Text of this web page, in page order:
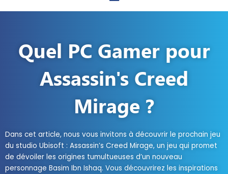
Quel PC Gamer pour
Assassin's Creed
Mirage ?
Dans cet article, nous vous invitons à découvrir le prochain jeu
du studio Ubisoft : Assassin’s Creed Mirage, un jeu qui promet
de dévoiler les origines tumultueuses d’un nouveau
personnage Basim Ibn Ishaq. Vous découvrirez les inspirations